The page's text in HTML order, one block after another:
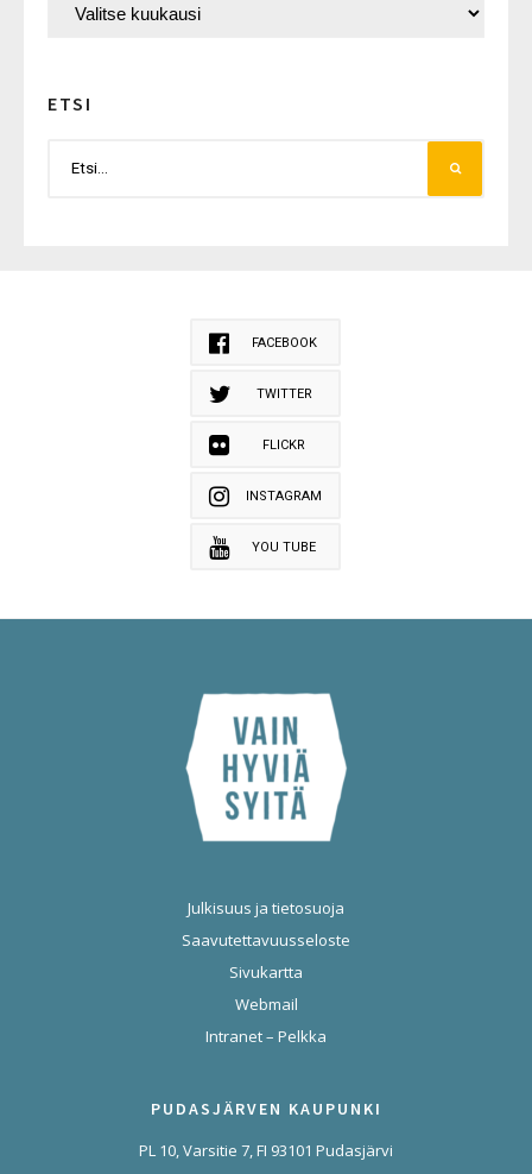
ETSI
FACEBOOK
TWITTER
FLICKR
INSTAGRAM
YOU TUBE
Julkisuus ja tietosuoja
Saavutettavuusseloste
Sivukartta
Webmail
Intranet – Pelkka
PUDASJÄRVEN KAUPUNKI
PL 10, Varsitie 7, FI 93101 Pudasjärvi